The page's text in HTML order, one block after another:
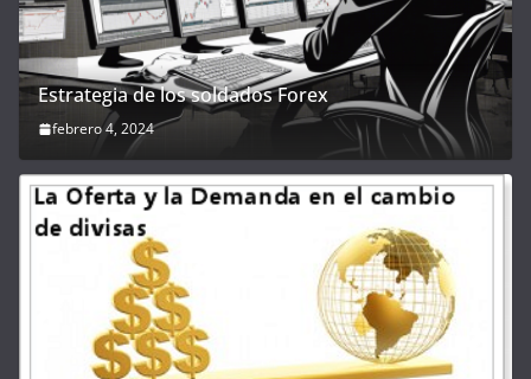
Estrategia de los soldados Forex
febrero 4, 2024